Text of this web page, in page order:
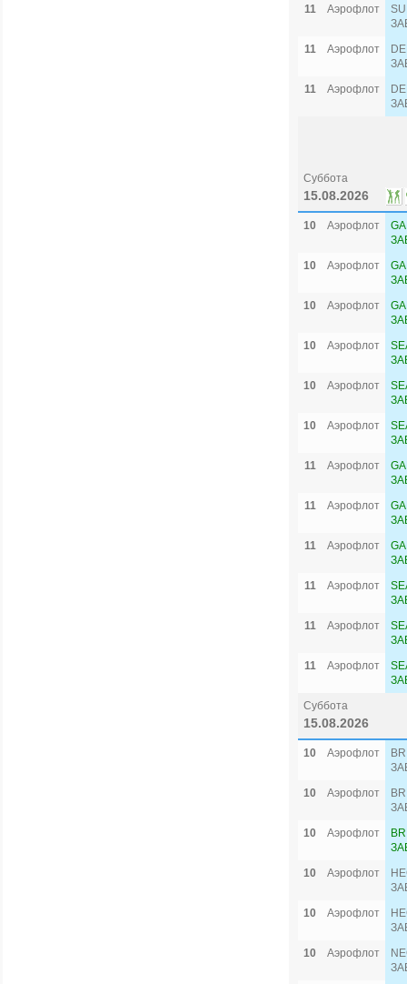
11 Аэрофлот
11
Аэрофлот
11
Аэрофлот
Суббота
15.08.2026
10 Аэрофлот
10
Аэрофлот
10
Аэрофлот
10
Аэрофлот
10
Аэрофлот
10
Аэрофлот
11
Аэрофлот
11
Аэрофлот
11
Аэрофлот
11
Аэрофлот
11
Аэрофлот
11
Аэрофлот
Суббота
15.08.2026
10 Аэрофлот
10
Аэрофлот
10
Аэрофлот
10
Аэрофлот
10
Аэрофлот
10
Аэрофлот